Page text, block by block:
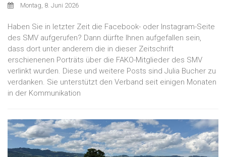
Montag, 8. Juni 2026
Haben Sie in letzter Zeit die Facebook- oder Instagram-Seite
des SMV aufgerufen? Dann dürfte Ihnen aufgefallen sein,
dass dort unter anderem die in dieser Zeitschrift
erschienenen Porträts über die FAKO-Mitglieder des SMV
verlinkt wurden. Diese und weitere Posts sind Julia Bucher zu
verdanken. Sie unterstützt den Verband seit einigen Monaten
in der Kommunikation